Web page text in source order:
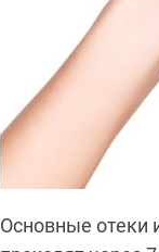
Основные отеки